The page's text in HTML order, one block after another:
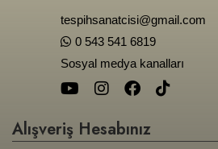
tespihsanatcisi@gmail.com
0 543 541 6819
Sosyal medya kanalları
Alışveriş Hesabınız